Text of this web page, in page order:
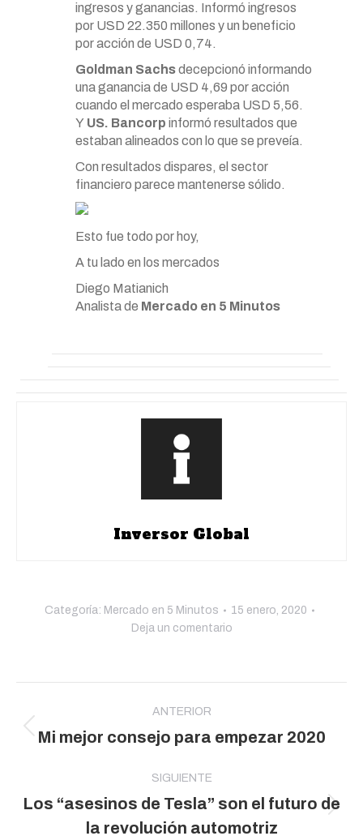
ingresos y ganancias. Informó ingresos
por USD 22.350 millones y un beneficio
por acción de USD 0,74.
Goldman Sachsdecepcionó informando
una ganancia de USD 4,69 por acción
cuando el mercado esperaba USD 5,56.
Y US. Bancorp informó resultados que
estaban alineados con lo que se preveía.
Con resultados dispares, el sector
financiero parece mantenerse sólido.
Esto fue todo por hoy,
A tu lado en los mercados
Diego Matianich
Analista de Mercado en 5 Minutos
Inversor Global
Categoría: Mercado en 5 Minutos
15 enero, 2020
Deja un comentario
entre
publicaciones
ANTERIOR
Publicación
Mi mejor consejo para empezar 2020
SIGUIENTE
Publicación
siguiente:
Los “asesinos de Tesla” son el futuro de
la revolución automotriz